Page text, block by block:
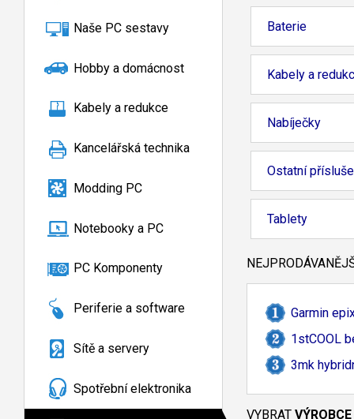
Naše PC sestavy
Hobby a domácnost
Kabely a redukce
Kancelářská technika
Modding PC
Notebooky a PC
PC Komponenty
Periferie a software
Sítě a servery
Spotřební elektronika
Baterie
Kabely a
Nabíječky
Ostatní
Tablety
Garmin
1stCOOL
3mk
VYBRAT VÝROBCE